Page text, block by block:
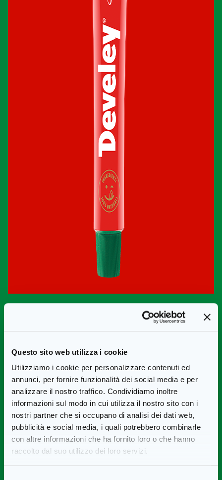
Questo sito web utilizza i cookie
Utilizziamo i cookie per personalizzare contenuti ed
annunci, per fornire funzionalità dei social media e per
analizzare il nostro traffico. Condividiamo inoltre
informazioni sul modo in cui utilizza il nostro sito con i
nostri partner che si occupano di analisi dei dati web,
pubblicità e social media, i quali potrebbero combinarle
con altre informazioni che ha fornito loro o che hanno
raccolto dal suo utilizzo dei loro servizi.
Saltimbocca di pollo con insalata di rucola
Tagliare le olive, i pomodori secchi, tritare la salvia e
incorporare tutto col burro e la buccia di limone. Battere il
petto di pollo tagliato in due e coprirlo con il composto di
olive e pomodori. Arrotolarlo con il prosciutto e chiuderlo con
2 spiedini. Rosolare i saltimbocca in padella.
Lavare i pomodorini e la rucola e tostare i pinoli. Mescolare la
senape con succo di limone, olio di oliva e zucchero e